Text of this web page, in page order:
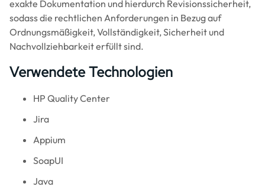
exakte Dokumentation und hierdurch Revisionssicherheit,
sodass die rechtlichen Anforderungen in Bezug auf
Ordnungsmäßigkeit, Vollständigkeit, Sicherheit und
Nachvollziehbarkeit erfüllt sind.
Verwendete Technologien
HP Quality Center
Jira
Appium
SoapUI
Java